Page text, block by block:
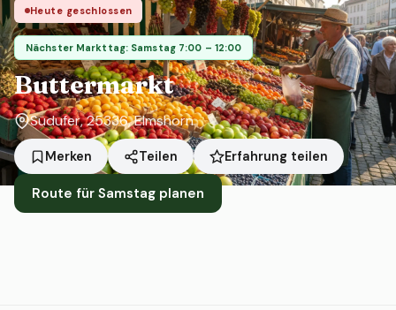
Heute geschlossen
Nächster Markttag: Samstag 7:00 – 12:00
Buttermarkt
Südufer, 25336, Elmshorn
Merken Teilen Erfahrung teilen
Route für Samstag planen